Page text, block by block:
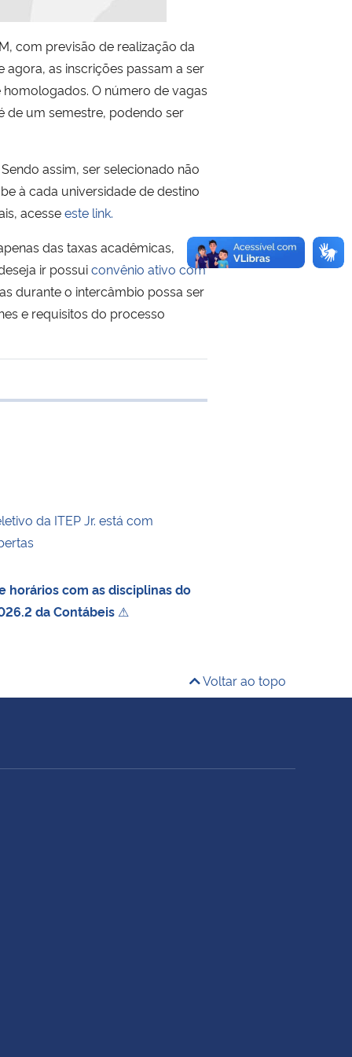
com previsão de realização da
agora, as inscrições passam a ser
O número de vagas
de um semestre, podendo ser
assim, ser selecionado não
à cada universidade de destino
acesseeste link.
das taxas acadêmicas,
ir possuiconvênio ativo com
durante o intercâmbio possa ser
e requisitos do processo
transferência
da ITEP Jr. está com
horários com as disciplinas do
da Contábeis ⚠
Voltar ao topo